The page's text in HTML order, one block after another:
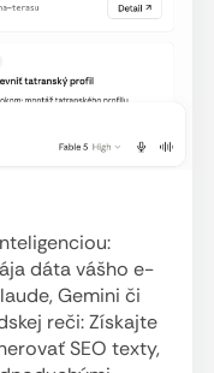
dáta vášho e-
Gemini či
reči: Získajte
SEO texty,